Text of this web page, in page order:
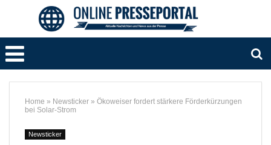
Home » Newsticker » Ökoweiser fordert stärkere Förderkürzungen
bei Solar-Strom
Newsticker